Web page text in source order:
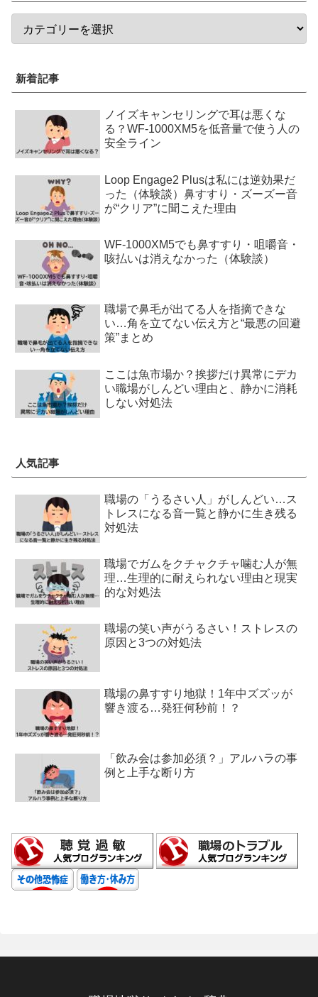
新着記事
ノイズキャンセリングで耳は悪くな
る？WF-1000XM5を低音量で使う人の
安全ライン
Loop Engage2 Plusは私には逆効果だ
った（体験談）鼻すすり・ズーズー音
が“クリア”に聞こえた理由
WF-1000XM5でも鼻すすり・咀嚼音・
咳払いは消えなかった（体験談）
職場で鼻毛が出てる人を指摘できな
い…角を立てない伝え方と“最悪の回避
策”まとめ
ここは魚市場か？挨拶だけ異常にデカ
い職場がしんどい理由と、静かに消耗
しない対処法
人気記事
職場の「うるさい人」がしんどい…ス
トレスになる音一覧と静かに生き残る
対処法
職場でガムをクチャクチャ噛む人が無
理…生理的に耐えられない理由と現実
的な対処法
職場の笑い声がうるさい！ストレスの
原因と3つの対処法
職場の鼻すすり地獄！1年中ズズッが
響き渡る…発狂何秒前！？
「飲み会は参加必須？」アルハラの事
例と上手な断り方